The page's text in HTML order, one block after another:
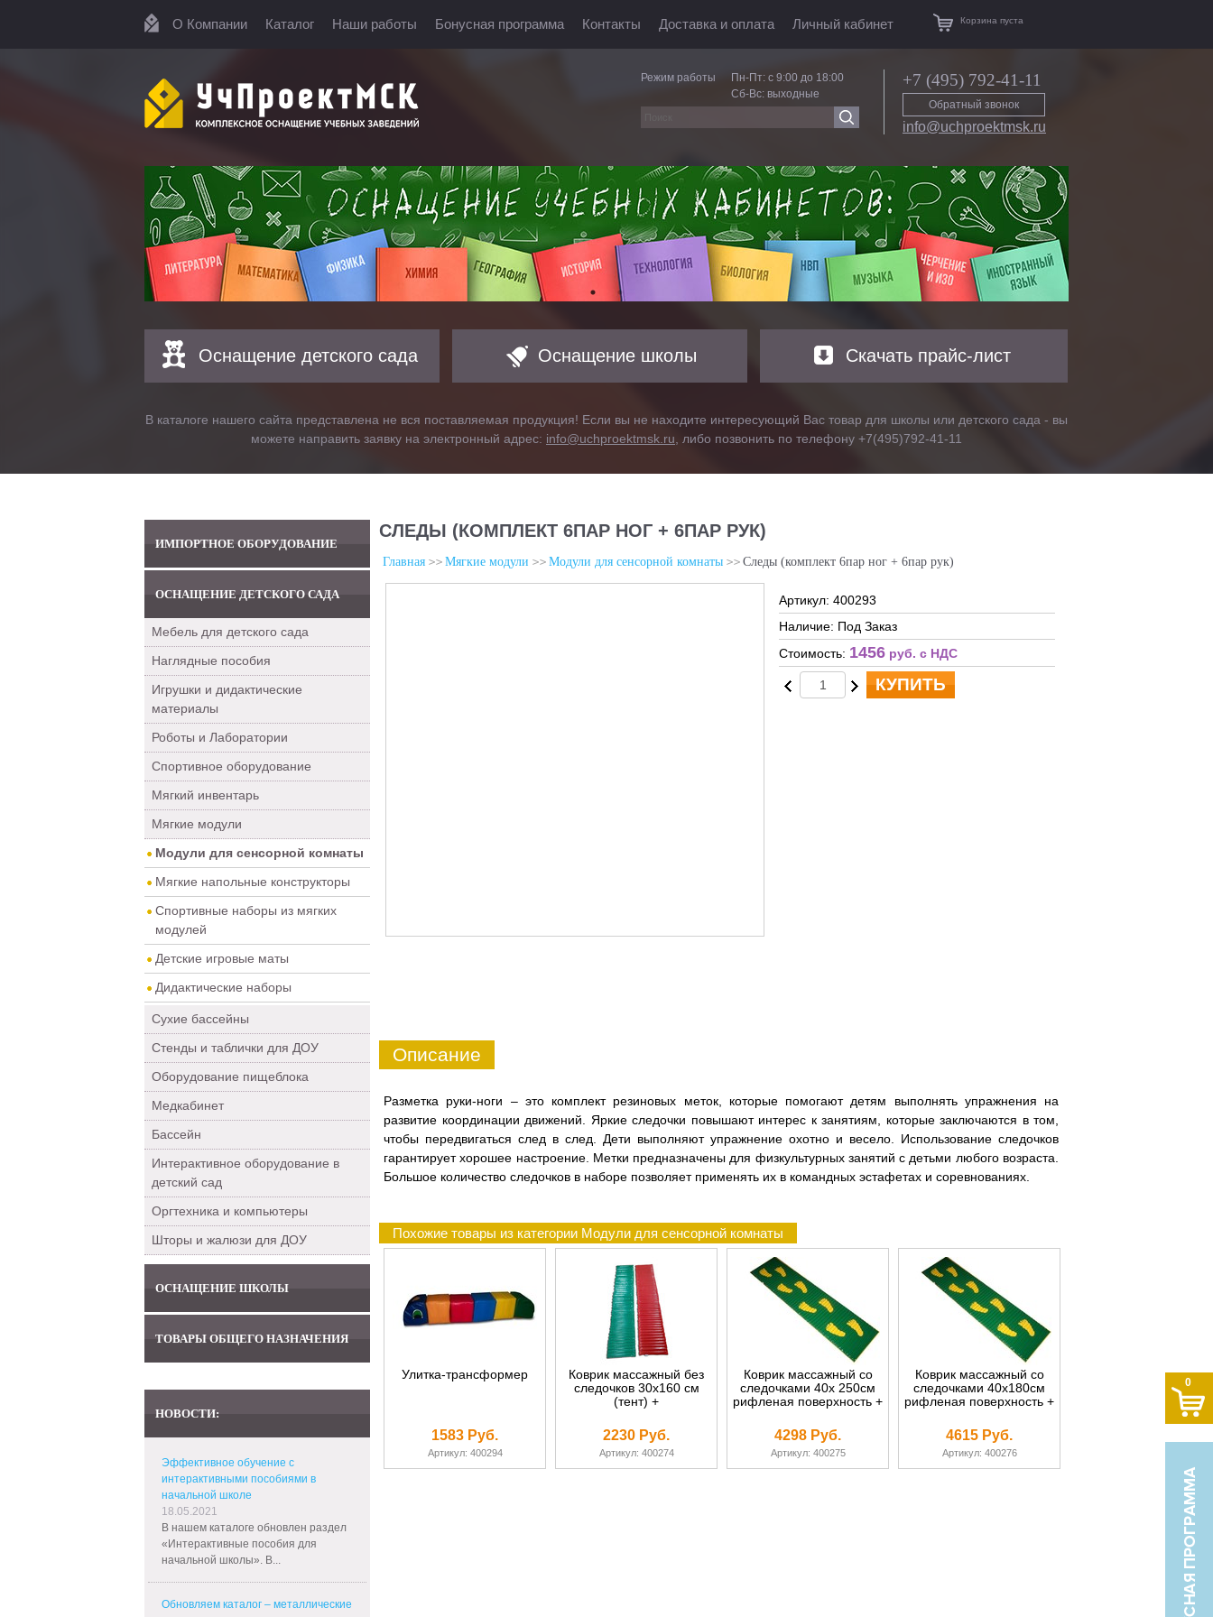
О Компании Каталог Наши работы Бонусная программа Контакты Доставка и оплата Личный кабинет Корзина пуста
Режим работы
Пн-Пт: с 9:00 до 18:00
Сб-Вс: выходные
+7 (495) 792-41-11
Обратный звонок
info@uchproektmsk.ru
Оснащение детского сада Оснащение школы Скачать прайс-лист
В каталоге нашего сайта представлена не вся поставляемая продукция! Если вы не находите интересующий Вас товар для школы или детского сада - вы
можете направить заявку на электронный адрес: info@uchproektmsk.ru , либо позвонить по телефону +7(495)792-41-11
ИМПОРТНОЕ ОБОРУДОВАНИЕ
ОСНАЩЕНИЕ ДЕТСКОГО САДА
Мебель для детского сада
Наглядные пособия
Игрушки и дидактические
материалы
Роботы и Лаборатории
Спортивное оборудование
Мягкий инвентарь
Мягкие модули
Модули для сенсорной комнаты
Мягкие напольные конструкторы
Спортивные наборы из мягких
модулей
Детские игровые маты
Дидактические наборы
Сухие бассейны
Стенды и таблички для ДОУ
Оборудование пищеблока
Медкабинет
Бассейн
Интерактивное оборудование в
детский сад
Оргтехника и компьютеры
Шторы и жалюзи для ДОУ
ОСНАЩЕНИЕ ШКОЛЫ
ТОВАРЫ ОБЩЕГО НАЗНАЧЕНИЯ
НОВОСТИ:
Эффективное обучение с
интерактивными пособиями в
начальной школе
18.05.2021
В нашем каталоге обновлен раздел
«Интерактивные пособия для
начальной школы». В...
Обновляем каталог – металлические
СЛЕДЫ (КОМПЛЕКТ 6ПАР НОГ + 6ПАР РУК)
Главная Мягкие модули Модули для сенсорной комнаты Следы (комплект 6пар ног + 6пар рук)
Артикул: 400293
Наличие: Под Заказ
Стоимость: 1456 руб. c НДС
КУПИТЬ
Описание
Разметка руки-ноги – это комплект резиновых меток, которые помогают детям выполнять упражнения на
развитие координации движений. Яркие следочки повышают интерес к занятиям, которые заключаются в том,
чтобы передвигаться след в след. Дети выполняют упражнение охотно и весело. Использование следочков
гарантирует хорошее настроение. Метки предназначены для физкультурных занятий с детьми любого возраста.
Большое количество следочков в наборе позволяет применять их в командных эстафетах и соревнованиях.
Похожие товары из категории Модули для сенсорной комнаты
Улитка-трансформер
1583 Руб.
Артикул: 400294
Коврик массажный без
следочков 30х160 см
(тент) +
2230 Руб.
Артикул: 400274
Коврик массажный со
следочками 40х 250см
рифленая поверхность +
4298 Руб.
Артикул: 400275
Коврик массажный со
следочками 40х180см
рифленая поверхность +
4615 Руб.
Артикул: 400276
0